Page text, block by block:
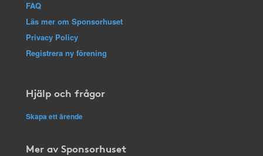
FAQ
Läs mer om Sponsorhuset
Privacy Policy
Registrera ny förening
Hjälp och frågor
Skapa ett ärende
Mer av Sponsorhuset